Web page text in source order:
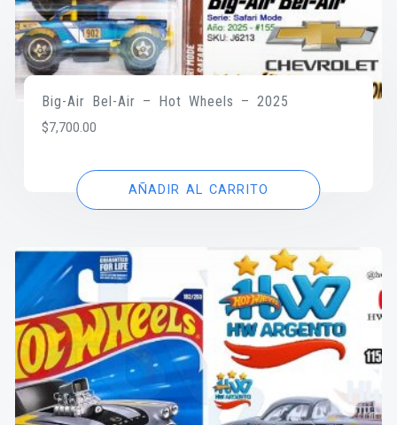
Big-Air Bel-Air – Hot Wheels – 2025
$7,700.00
AÑADIR AL CARRITO